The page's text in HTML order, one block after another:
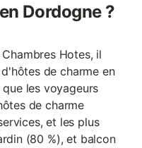
Dordogne ?
Hotes, il
de charme en
les voyageurs
de charme
et les plus
(80 %), et balcon